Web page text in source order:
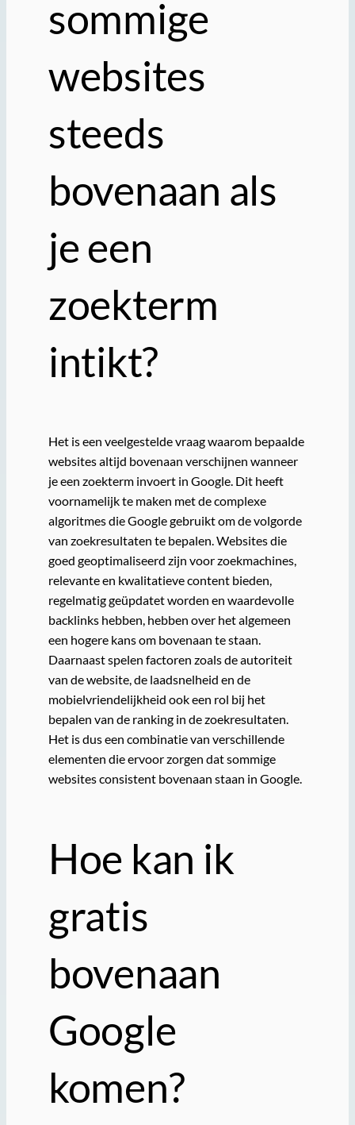
sommige
websites
steeds
bovenaan als
je een
zoekterm
intikt?
Het is een veelgestelde vraag waarom bepaalde
websites altijd bovenaan verschijnen wanneer
je een zoekterm invoert in Google. Dit heeft
voornamelijk te maken met de complexe
algoritmes die Google gebruikt om de volgorde
van zoekresultaten te bepalen. Websites die
goed geoptimaliseerd zijn voor zoekmachines,
relevante en kwalitatieve content bieden,
regelmatig geüpdatet worden en waardevolle
backlinks hebben, hebben over het algemeen
een hogere kans om bovenaan te staan.
Daarnaast spelen factoren zoals de autoriteit
van de website, de laadsnelheid en de
mobielvriendelijkheid ook een rol bij het
bepalen van de ranking in de zoekresultaten.
Het is dus een combinatie van verschillende
elementen die ervoor zorgen dat sommige
websites consistent bovenaan staan in Google.
Hoe kan ik
gratis
bovenaan
Google
komen?